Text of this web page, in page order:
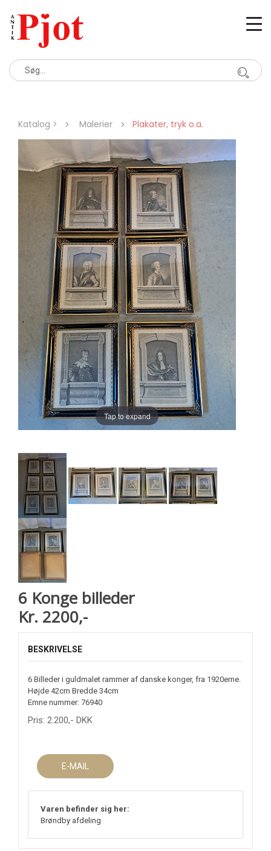
Katalog > Malerier Plakater, tryk o.a.
Tap to expand
6 Konge billeder
Kr. 2200,-
BESKRIVELSE
6 Billeder i guldmalet rammer af danske konger, fra 1920erne.
Højde 42cm Bredde 34cm
Emne nummer: 76940
Pris: 2.200,- DKK
E-MAIL
Varen befinder sig her:
Brøndby afdeling